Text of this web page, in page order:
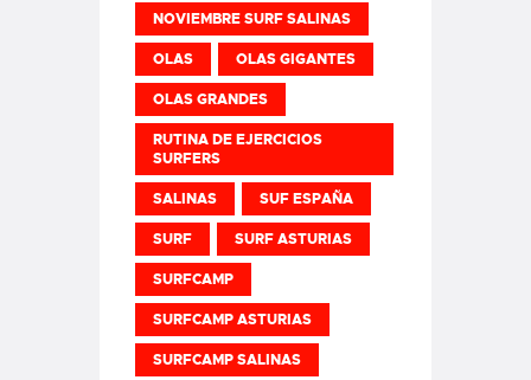
NOVIEMBRE SURF SALINAS
OLAS OLAS GIGANTES
OLAS GRANDES
RUTINA DE EJERCICIOS
SURFERS
SALINAS SUF ESPAÑA
SURF SURF ASTURIAS
SURFCAMP
SURFCAMP ASTURIAS
SURFCAMP SALINAS